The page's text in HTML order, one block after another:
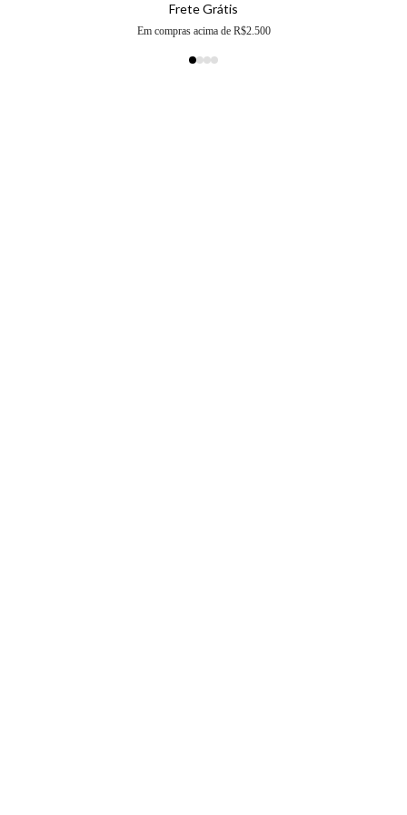
Frete Grátis
Em compras acima de R$2.500